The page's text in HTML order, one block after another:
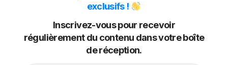
exclusifs !
Inscrivez-vous pour recevoir
régulièrement du contenu dans votre boîte
de réception.